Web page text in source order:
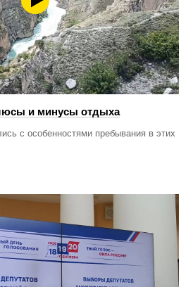
и минусы отдыха
с особенностями пребывания в этих